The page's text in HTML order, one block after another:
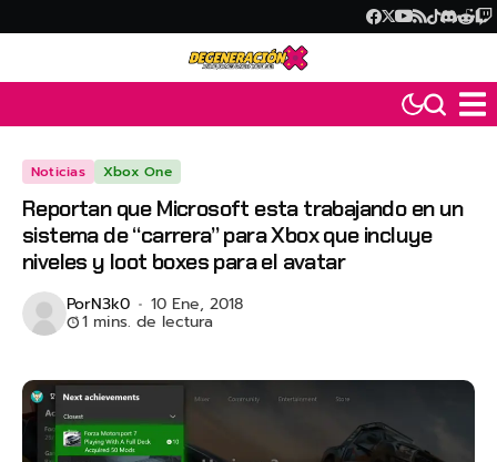
Noticias Xbox One
Reportan que Microsoft esta trabajando en un
sistema de “carrera” para Xbox que incluye
niveles y loot boxes para el avatar
PorN3k0 10 Ene, 2018
1 mins. de lectura